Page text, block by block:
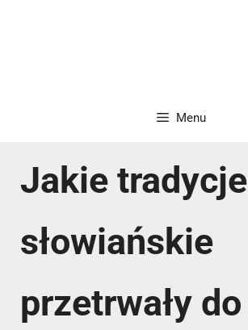
Menu
Jakie tradycje
słowiańskie
przetrwały do